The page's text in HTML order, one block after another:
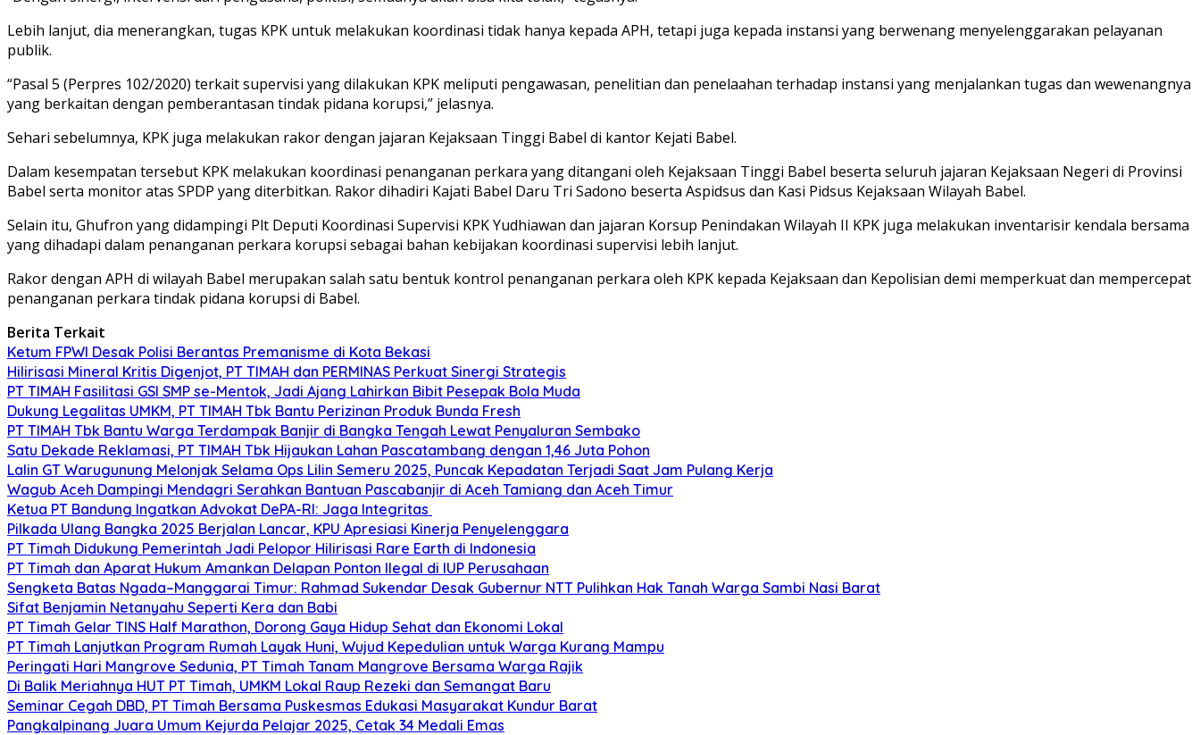
Lebih lanjut, dia menerangkan, tugas KPK untuk melakukan koordinasi tidak hanya kepada APH, tetapi juga kepada instansi yang berwenang menyelenggarakan pelayanan
publik.
“Pasal 5 (Perpres 102/2020) terkait supervisi yang dilakukan KPK meliputi pengawasan, penelitian dan penelaahan terhadap instansi yang menjalankan tugas dan wewenangnya
yang berkaitan dengan pemberantasan tindak pidana korupsi,” jelasnya.
Sehari sebelumnya, KPK juga melakukan rakor dengan jajaran Kejaksaan Tinggi Babel di kantor Kejati Babel.
Dalam kesempatan tersebut KPK melakukan koordinasi penanganan perkara yang ditangani oleh Kejaksaan Tinggi Babel beserta seluruh jajaran Kejaksaan Negeri di Provinsi
Babel serta monitor atas SPDP yang diterbitkan. Rakor dihadiri Kajati Babel Daru Tri Sadono beserta Aspidsus dan Kasi Pidsus Kejaksaan Wilayah Babel.
Selain itu, Ghufron yang didampingi Plt Deputi Koordinasi Supervisi KPK Yudhiawan dan jajaran Korsup Penindakan Wilayah II KPK juga melakukan inventarisir kendala bersama
yang dihadapi dalam penanganan perkara korupsi sebagai bahan kebijakan koordinasi supervisi lebih lanjut.
Rakor dengan APH di wilayah Babel merupakan salah satu bentuk kontrol penanganan perkara oleh KPK kepada Kejaksaan dan Kepolisian demi memperkuat dan mempercepat
penanganan perkara tindak pidana korupsi di Babel.
Berita Terkait
Ketum FPWI Desak Polisi Berantas Premanisme di Kota Bekasi
Hilirisasi Mineral Kritis Digenjot, PT TIMAH dan PERMINAS Perkuat Sinergi Strategis
PT TIMAH Fasilitasi GSI SMP se-Mentok, Jadi Ajang Lahirkan Bibit Pesepak Bola Muda
Dukung Legalitas UMKM, PT TIMAH Tbk Bantu Perizinan Produk Bunda Fresh
PT TIMAH Tbk Bantu Warga Terdampak Banjir di Bangka Tengah Lewat Penyaluran Sembako
Satu Dekade Reklamasi, PT TIMAH Tbk Hijaukan Lahan Pascatambang dengan 1,46 Juta Pohon
Lalin GT Warugunung Melonjak Selama Ops Lilin Semeru 2025, Puncak Kepadatan Terjadi Saat Jam Pulang Kerja
Wagub Aceh Dampingi Mendagri Serahkan Bantuan Pascabanjir di Aceh Tamiang dan Aceh Timur
Ketua PT Bandung Ingatkan Advokat DePA-RI: Jaga Integritas
Pilkada Ulang Bangka 2025 Berjalan Lancar, KPU Apresiasi Kinerja Penyelenggara
PT Timah Didukung Pemerintah Jadi Pelopor Hilirisasi Rare Earth di Indonesia
PT Timah dan Aparat Hukum Amankan Delapan Ponton Ilegal di IUP Perusahaan
Sengketa Batas Ngada–Manggarai Timur: Rahmad Sukendar Desak Gubernur NTT Pulihkan Hak Tanah Warga Sambi Nasi Barat
Sifat Benjamin Netanyahu Seperti Kera dan Babi
PT Timah Gelar TINS Half Marathon, Dorong Gaya Hidup Sehat dan Ekonomi Lokal
PT Timah Lanjutkan Program Rumah Layak Huni, Wujud Kepedulian untuk Warga Kurang Mampu
Peringati Hari Mangrove Sedunia, PT Timah Tanam Mangrove Bersama Warga Rajik
Di Balik Meriahnya HUT PT Timah, UMKM Lokal Raup Rezeki dan Semangat Baru
Seminar Cegah DBD, PT Timah Bersama Puskesmas Edukasi Masyarakat Kundur Barat
Pangkalpinang Juara Umum Kejurda Pelajar 2025, Cetak 34 Medali Emas